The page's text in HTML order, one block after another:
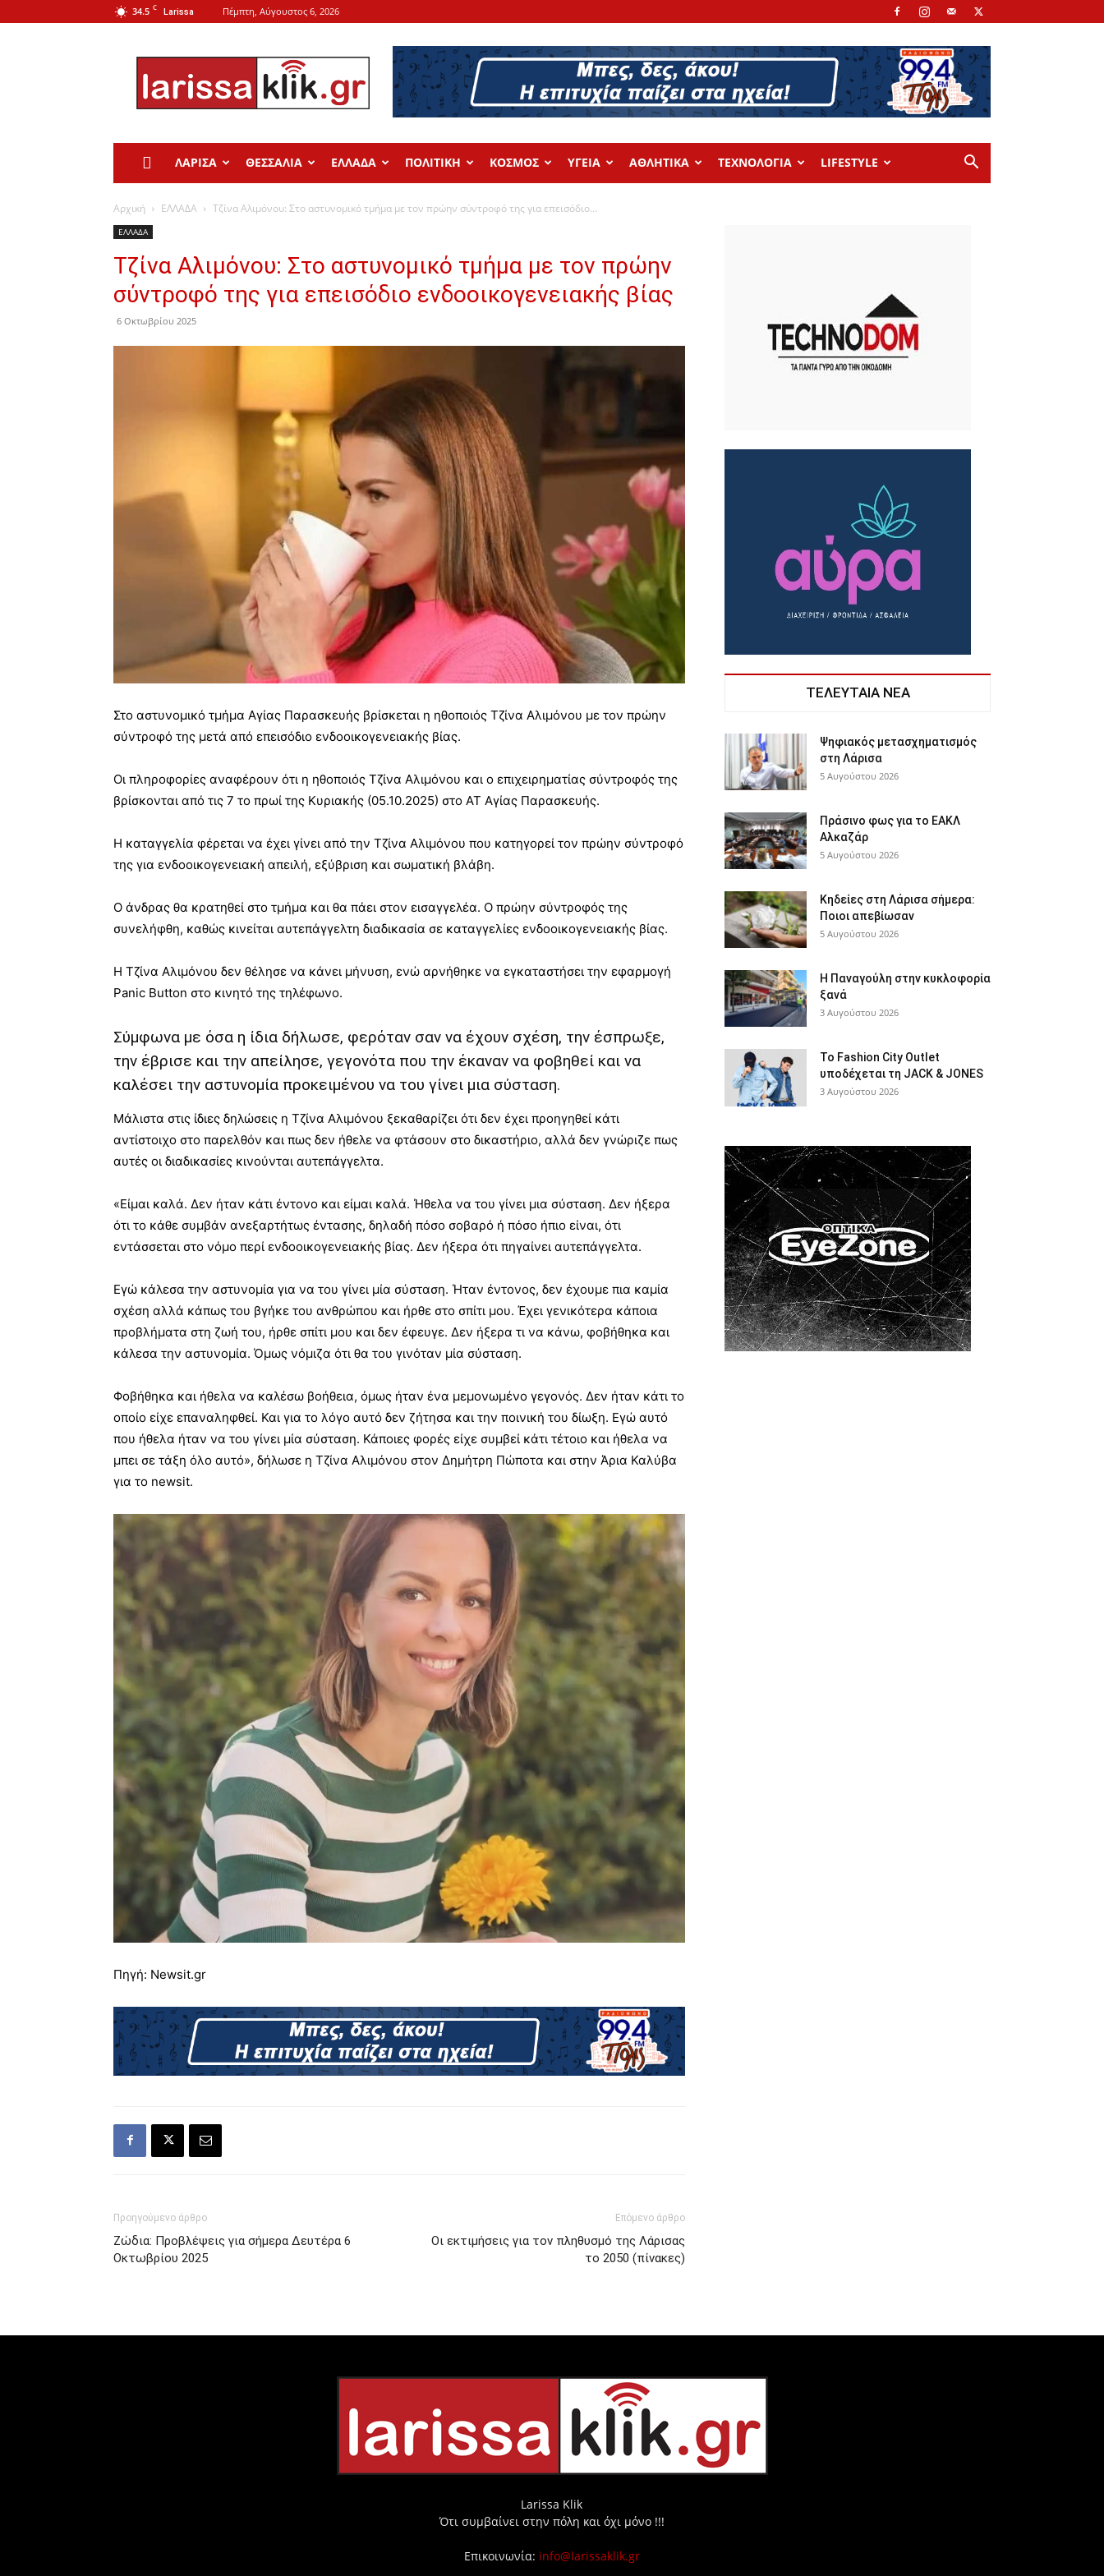
34.5 C Larissa Πέμπτη, Αύγουστος 6, 2026
Larissa
ΛΑΡΙΣΑ ΘΕΣΣΑΛΙΑ ΕΛΛΑΔΑ ΠΟΛΙΤΙΚΗ ΚΟΣΜΟΣ ΥΓΕΙΑ ΑΘΛΗΤΙΚΑ ΤΕΧΝΟΛΟΓΙΑ LIFESTYLE
Αρχική ΕΛΛΑΔΑ Τζίνα Αλιμόνου: Στο αστυνομικό τμήμα με τον πρώην σύντροφό της για επεισόδιο...
ΕΛΛΑΔΑ
Τζίνα Αλιμόνου: Στο αστυνομικό τμήμα με τον πρώην
σύντροφό της για επεισόδιο ενδοοικογενειακής βίας
6 Οκτωβρίου 2025
Στο αστυνομικό τμήμα Αγίας Παρασκευής βρίσκεται η ηθοποιός Τζίνα Αλιμόνου με τον πρώην
σύντροφό της μετά από επεισόδιο ενδοοικογενειακής βίας.
Οι πληροφορίες αναφέρουν ότι η ηθοποιός Τζίνα Αλιμόνου και ο επιχειρηματίας σύντροφός της
βρίσκονται από τις 7 το πρωί της Κυριακής (05.10.2025) στο ΑΤ Αγίας Παρασκευής.
Η καταγγελία φέρεται να έχει γίνει από την Τζίνα Αλιμόνου που κατηγορεί τον πρώην σύντροφό
της για ενδοοικογενειακή απειλή, εξύβριση και σωματική βλάβη.
Ο άνδρας θα κρατηθεί στο τμήμα και θα πάει στον εισαγγελέα. Ο πρώην σύντροφός της
συνελήφθη, καθώς κινείται αυτεπάγγελτη διαδικασία σε καταγγελίες ενδοοικογενειακής βίας.
Η Τζίνα Αλιμόνου δεν θέλησε να κάνει μήνυση, ενώ αρνήθηκε να εγκαταστήσει την εφαρμογή
Panic Button στο κινητό της τηλέφωνο.
Σύμφωνα με όσα η ίδια δήλωσε, φερόταν σαν να έχουν σχέση, την έσπρωξε,
την έβρισε και την απείλησε, γεγονότα που την έκαναν να φοβηθεί και να
καλέσει την αστυνομία προκειμένου να του γίνει μια σύσταση.
Μάλιστα στις ίδιες δηλώσεις η Τζίνα Αλιμόνου ξεκαθαρίζει ότι δεν έχει προηγηθεί κάτι
αντίστοιχο στο παρελθόν και πως δεν ήθελε να φτάσουν στο δικαστήριο, αλλά δεν γνώριζε πως
αυτές οι διαδικασίες κινούνται αυτεπάγγελτα.
«Είμαι καλά. Δεν ήταν κάτι έντονο και είμαι καλά. Ήθελα να του γίνει μια σύσταση. Δεν ήξερα
ότι το κάθε συμβάν ανεξαρτήτως έντασης, δηλαδή πόσο σοβαρό ή πόσο ήπιο είναι, ότι
εντάσσεται στο νόμο περί ενδοοικογενειακής βίας. Δεν ήξερα ότι πηγαίνει αυτεπάγγελτα.
Εγώ κάλεσα την αστυνομία για να του γίνει μία σύσταση. Ήταν έντονος, δεν έχουμε πια καμία
σχέση αλλά κάπως του βγήκε του ανθρώπου και ήρθε στο σπίτι μου. Έχει γενικότερα κάποια
προβλήματα στη ζωή του, ήρθε σπίτι μου και δεν έφευγε. Δεν ήξερα τι να κάνω, φοβήθηκα και
κάλεσα την αστυνομία. Όμως νόμιζα ότι θα του γινόταν μία σύσταση.
Φοβήθηκα και ήθελα να καλέσω βοήθεια, όμως ήταν ένα μεμονωμένο γεγονός. Δεν ήταν κάτι το
οποίο είχε επαναληφθεί. Και για το λόγο αυτό δεν ζήτησα και την ποινική του δίωξη. Εγώ αυτό
που ήθελα ήταν να του γίνει μία σύσταση. Κάποιες φορές είχε συμβεί κάτι τέτοιο και ήθελα να
μπει σε τάξη όλο αυτό», δήλωσε η Τζίνα Αλιμόνου στον Δημήτρη Πώποτα και στην Άρια Καλύβα
για το newsit.
Πηγή: Νewsit.gr
Προηγούμενο άρθρο
Ζώδια: Προβλέψεις για σήμερα Δευτέρα 6
Οκτωβρίου 2025
Επόμενο άρθρο
Οι εκτιμήσεις για τον πληθυσμό της Λάρισας
το 2050 (πίνακες)
ΤΕΛΕΥΤΑΙΑ ΝΕΑ
Ψηφιακός μετασχηματισμός
στη Λάρισα
5 Αυγούστου 2026
Πράσινο φως για το ΕΑΚΛ
Αλκαζάρ
5 Αυγούστου 2026
Κηδείες στη Λάρισα σήμερα:
Ποιοι απεβίωσαν
5 Αυγούστου 2026
Η Παναγούλη στην κυκλοφορία
ξανά
3 Αυγούστου 2026
Το Fashion City Outlet
υποδέχεται τη JACK & JONES
3 Αυγούστου 2026
Larissa Klik
Ότι συμβαίνει στην πόλη και όχι μόνο !!!
Επικοινωνία: info@larissaklik.gr